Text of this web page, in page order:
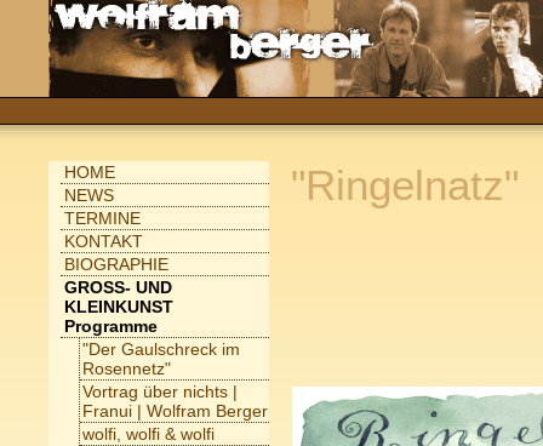
HOME
NEWS
TERMINE
KONTAKT
BIOGRAPHIE
GROSS- UND
KLEINKUNST
Programme
"Der Gaulschreck im
Rosennetz"
Vortrag über nichts |
Franui | Wolfram Berger
wolfi, wolfi & wolfi
"Ringelnatz"